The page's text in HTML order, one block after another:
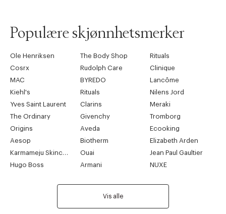
Populære skjønnhetsmerker
Ole Henriksen The Body Shop
Rituals
Cosrx
Rudolph Care
Clinique
MAC
BYREDO
Lancôme
Kiehl's
Rituals
Nilens Jord
Yves Saint Laurent
Clarins
Meraki
The Ordinary
Givenchy
Tromborg
Origins
Aveda
Ecooking
Aesop
Biotherm
Elizabeth Arden
Ouai
Jean Paul Gaultier
Hugo Boss
Armani NUXE
Vis alle